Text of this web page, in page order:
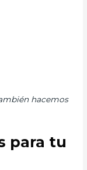
hacemos
para tu